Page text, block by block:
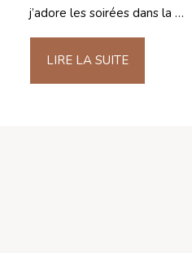
j’adore les soirées dans la …
LIRE LA SUITE